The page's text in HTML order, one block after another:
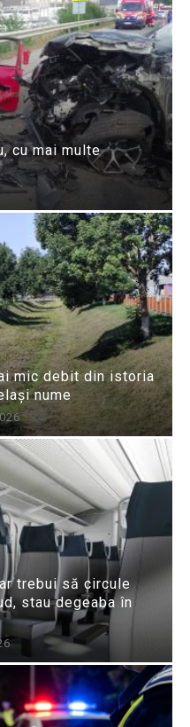
cu mai multe
mic debit din istoria
nume
trebui să circule
stau degeaba în